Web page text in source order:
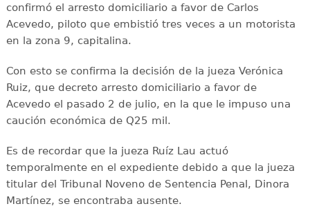
confirmó el arresto domiciliario a favor de Carlos
Acevedo, piloto que embistió tres veces a un motorista
en la zona 9, capitalina.
Con esto se confirma la decisión de la jueza Verónica
Ruiz, que decreto arresto domiciliario a favor de
Acevedo el pasado 2 de julio, en la que le impuso una
caución económica de Q25 mil.
Es de recordar que la jueza Ruíz Lau actuó
temporalmente en el expediente debido a que la jueza
titular del Tribunal Noveno de Sentencia Penal, Dinora
Martínez, se encontraba ausente.